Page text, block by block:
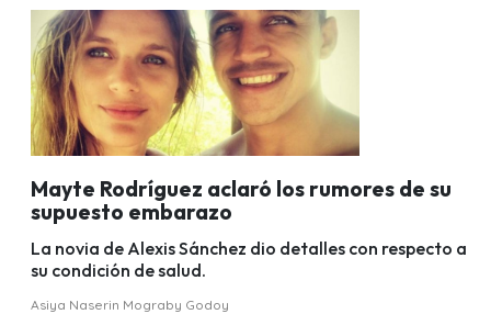
Mayte Rodríguez aclaró los rumores de su
supuesto embarazo
La novia de Alexis Sánchez dio detalles con respecto a
su condición de salud.
Asiya Naserin Mograby Godoy